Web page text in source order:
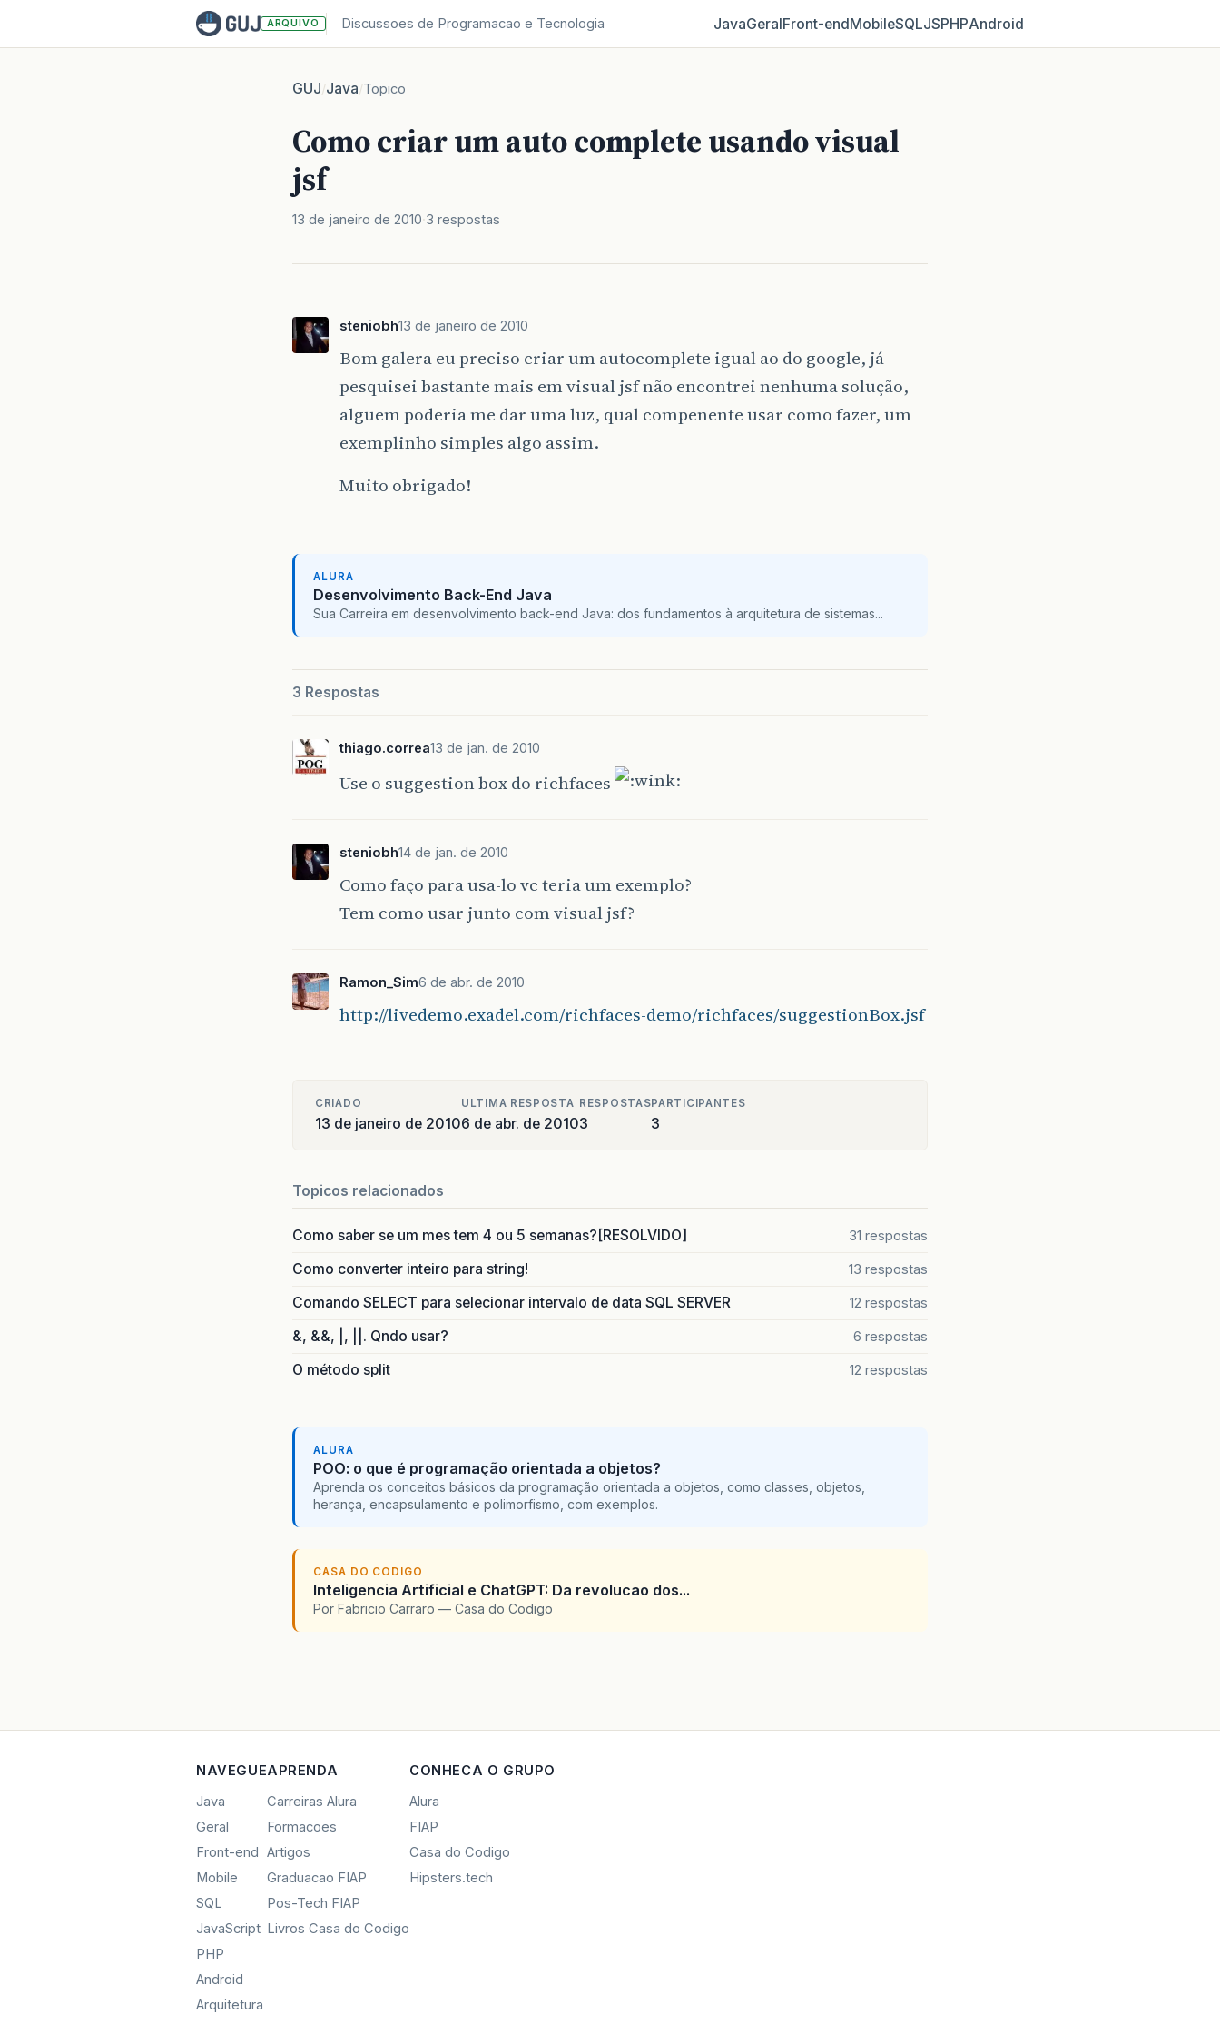
ARQUIVO Discussoes de Programacao e Tecnologia JavaGeralFront‑endMobileSQLJSPHPAndroid
GUJ/Java/Topico
Como criar um auto complete usando visual
jsf
13 de janeiro de 2010 3 respostas
steniobh13 de janeiro de 2010
Bom galera eu preciso criar um autocomplete igual ao do google, já
pesquisei bastante mais em visual jsf não encontrei nenhuma solução,
alguem poderia me dar uma luz, qual compenente usar como fazer, um
exemplinho simples algo assim.
Muito obrigado!
ALURA
Desenvolvimento Back-End Java
Sua Carreira em desenvolvimento back-end Java: dos fundamentos à arquitetura de sistemas...
3 Respostas
thiago.correa13 de jan. de 2010
Use o suggestion box do richfaces
steniobh14 de jan. de 2010
Como faço para usa-lo vc teria um exemplo?
Tem como usar junto com visual jsf?
Ramon_Sim6 de abr. de 2010
http://livedemo.exadel.com/richfaces-demo/richfaces/suggestionBox.jsf
CRIADO
13 de janeiro de 2010
ULTIMA RESPOSTA
6 de abr. de 2010
RESPOSTAS
3
PARTICIPANTES
3
Topicos relacionados
Como saber se um mes tem 4 ou 5 semanas?[RESOLVIDO] 31 respostas
Como converter inteiro para string! 13 respostas
Comando SELECT para selecionar intervalo de data SQL SERVER 12 respostas
&, &&, |, ||. Qndo usar? 6 respostas
O método split 12 respostas
ALURA
POO: o que é programação orientada a objetos?
Aprenda os conceitos básicos da programação orientada a objetos, como classes, objetos,
herança, encapsulamento e polimorfismo, com exemplos.
CASA DO CODIGO
Inteligencia Artificial e ChatGPT: Da revolucao dos...
Por Fabricio Carraro — Casa do Codigo
NAVEGUE
Java
Geral
Front-end
Mobile
SQL
JavaScript
PHP
Android
Arquitetura
APRENDA
Carreiras Alura
Formacoes
Artigos
Graduacao FIAP
Pos-Tech FIAP
Livros Casa do Codigo
CONHECA O GRUPO
Alura
FIAP
Casa do Codigo
Hipsters.tech